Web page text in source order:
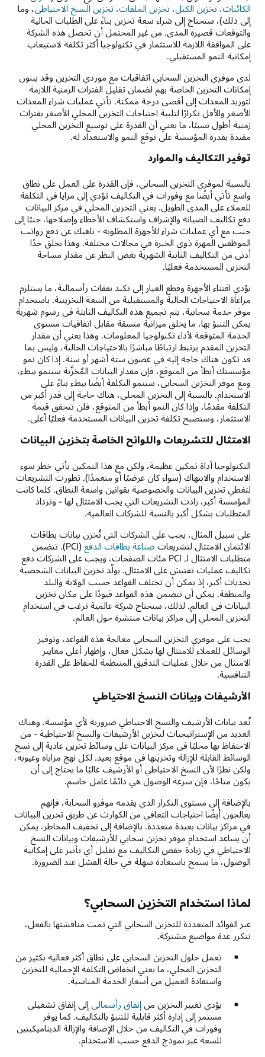
الكائنات، تخزين الكتل، تخزين الملفات، تخزين النسخ الاحتياطي، وما
إلى ذلك)، ستحتاج إلى شراء سعة تخزين بناءً على الطلبات الحالية
والتوقعات قصيرة المدى. من غير المحتمل أن تحصل هذه الشركة
على الموافقة اللازمة للاستثمار في تكنولوجيا أكثر تكلفة لاستيعاب
إمكانية النمو المستقبلي.
لدى موفري التخزين السحابي اتفاقيات مع موردي التخزين وقد يبنون
إمكانات التخزين الخاصة بهم لضمان تقليل الفترات الزمنية اللازمة
لتوريد المعدات إلى أقصى درجة ممكنة. تأتي عمليات شراء المعدات
الأصغر والأقل تكرارًا لتلبية احتياجات التخزين المحلي الأصغر بفترات
زمنية أطول نسبيًا، ما يعني أن القدرة على توسيع التخزين المحلي
مقيدة بقدرة المؤسسة على توقع النمو والاستعداد له.
توفير التكاليف والموارد
بالنسبة لموفري التخزين السحابي، فإن القدرة على العمل على نطاق
واسع تأتي أيضًا مع وفورات في التكاليف تؤدي إلى مزايا في التكلفة
للعملاء على المدى الطويل. يعني التخزين المحلي في مركز البيانات
دفع تكاليف الصيانة والإشراف واستكشاف الأخطاء وإصلاحها، جنبًا إلى
جنب مع أي عمليات شراء للأجهزة المطلوبة - ناهيك عن دفع رواتب
الموظفين المهرة ذوي الخبرة في مجالات مختلفة. وهذا يخلق حدًا
أدنى من التكاليف الثابتة الشهرية بغض النظر عن مقدار مساحة
التخزين المستخدمة فعليًا.
يؤدي اقتناء الأجهزة وقطع الغيار إلى تكبد نفقات رأسمالية، ما يستلزم
مراعاة الاحتياجات الحالية والمستقبلية من السعة التخزينية. باستخدام
موفر خدمة سحابية، يتم تجميع هذه التكاليف الثابتة في رسوم شهرية
يمكن التنبؤ بها، ما يخلق ميزانية متسقة مقابل اتفاقيات مستوى
الخدمة المتوقعة لأداء تكنولوجيا المعلومات. وهذا يعني أن مقدار
التخزين المقدم يرتبط ارتباطًا مباشرًا بالاحتياجات الحالية، وليس بما
قد تكون هناك حاجة إليه في غضون ستة أشهر أو سنة. إذا كان نمو
مؤسستك أبطأ من المتوقع، فإن مقدار البيانات المُخزَّنة سينمو ببطء،
ومع موفر التخزين السحابي، ستنمو التكلفة أيضًا ببطء بناءً على
الاستخدام. بالنسبة إلى التخزين المحلي، هناك حاجة إلى قدر أكبر من
التكلفة مقدمًا، وإذا كان النمو أبطأ من المتوقع، فلن تتحقق قيمة
الاستثمار، وستصبح تكلفة تخزين البيانات المستخدمة فعليًا أعلى.
الامتثال للتشريعات واللوائح الخاصة بتخزين البيانات
التكنولوجيا أداة تمكين عظيمة، ولكن مع هذا التمكين يأتي خطر سوء
الاستخدام والانتهاك (سواء كان عرضيًا أو متعمدًا). تطورت التشريعات
لتغطي تخزين البيانات والخصوصية بقوانين واسعة النطاق. كلما كانت
المؤسسة أكبر، زادت التشريعات التي يجب الامتثال لها - وتزداد
المتطلبات بشكل أكبر بالنسبة للشركات العالمية.
على سبيل المثال، يجب على الشركات التي تُخزن بيانات بطاقات
الائتمان الامتثال لتشريعات صناعة بطاقات الدفع
(PCI). تتضمن
متطلبات الامتثال لـ PCI مئات الصفحات، ويجب على الشركات دفع
تكاليف عمليات تفتيش على الامتثال. يولّد تخزين البيانات الشخصية
تحديات أكبر، إذ يمكن أن تختلف القواعد حسب الولاية والبلد
والمنطقة. يمكن أن تتضمن هذه القواعد قيودًا على مكان تخزين
البيانات في العالم. لذلك، ستحتاج شركة عالمية ترغب في استخدام
التخزين المحلي إلى مراكز بيانات منتشرة حول العالم.
يجب على موفري التخزين السحابي معالجة هذه القواعد، وتوفير
الوسائل للعملاء للامتثال لها بشكل فعال، وإظهار أعلى معايير
الامتثال من خلال عمليات التدقيق المنتظمة للحفاظ على القدرة
التنافسية.
الأرشيفات وبيانات النسخ الاحتياطي
تُعد بيانات الأرشيف والنسخ الاحتياطي ضرورية لأي مؤسسة. وهناك
العديد من الإستراتيجيات لتخزين الأرشيفات والنسخ الاحتياطية - من
الاحتفاظ بها محليًا في مركز البيانات على وسائط تخزين عادية إلى نسخ
الوسائط القابلة للإزالة وتخزينها في موقع بعيد. لكل نهج مزاياه وعيوبه،
ولكن نظرًا لأن النسخ الاحتياطي أو الأرشيف غالبًا ما يحتاج إلى أن
يكون متاحًا، فإن سرعة الوصول هي دائمًا عامل حاسم.
بالإضافة إلى مستوى التكرار الذي يقدمه موفرو السحابة، فإنهم
يعالجون أيضًا احتياجات التعافي من الكوارث عن طريق تخزين البيانات
في مراكز بيانات بعيدة متعددة. بالإضافة إلى تخفيف المخاطر، يمكن
أن يساعد استخدام موفر تخزين سحابي للأرشيفات وبيانات النسخ
الاحتياطي في زيادة خفض التكاليف مع تقليل أي تأثير على إمكانية
الوصول، ما يسمح باستعادة سهلة في حالة الفشل عند الضرورة.
لماذا استخدام التخزين السحابي؟
عبر الفوائد المتعددة للتخزين السحابي التي تمت مناقشتها بالفعل،
تتكرر عدة مواضيع مشتركة.
تعمل حلول التخزين السحابي على نطاق أكثر فعالية بكثير من
التخزين المحلي، ما يعني انخفاض التكلفة الإجمالية للتخزين
واستفادة العميل من أسعار الخدمة المناسبة.
يؤدي تغيير التخزين من إنفاق رأسمالي إلى إنفاق تشغيلي
مستمر إلى إدارة أكثر قابلية للتنبؤ بالتكاليف. كما يوفر
وفورات في التكاليف من خلال الإضافة والإزالة الديناميكيتين
للسعة عبر نموذج الدفع حسب الاستخدام.